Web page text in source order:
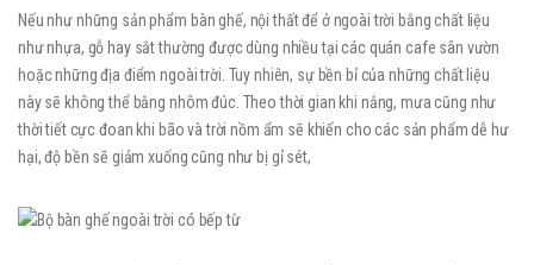
Nếu như những sản phẩm bàn ghế, nội thất để ở ngoài trời bằng chất liệu
như nhựa, gỗ hay sắt thường được dùng nhiều tại các quán cafe sân vườn
hoặc những địa điểm ngoài trời. Tuy nhiên, sự bền bỉ của những chất liệu
này sẽ không thể bằng nhôm đúc. Theo thời gian khi nắng, mưa cũng như
thời tiết cực đoan khi bão và trời nồm ẩm sẽ khiến cho các sản phẩm dễ hư
hại, độ bền sẽ giảm xuống cũng như bị gỉ sét,